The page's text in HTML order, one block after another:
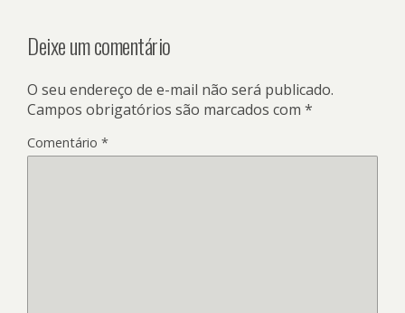
Deixe um comentário
O seu endereço de e-mail não será publicado.
Campos obrigatórios são marcados com *
Comentário *